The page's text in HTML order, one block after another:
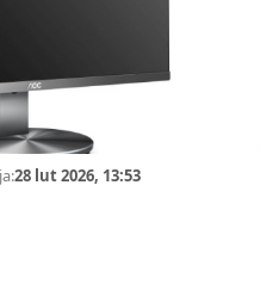
28 lut 2026, 13:53